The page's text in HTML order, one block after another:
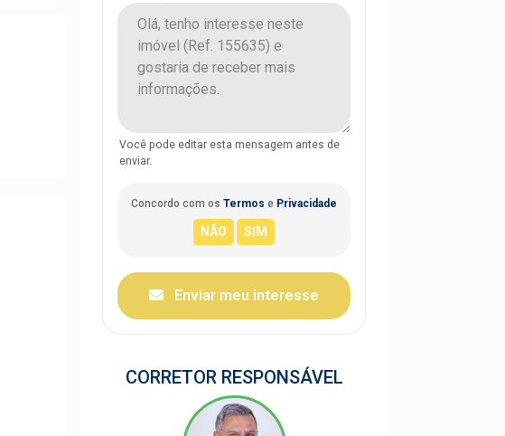
Você pode editar esta mensagem antes de
enviar.
Concordo com os Termos e Privacidade
Enviar meu interesse
CORRETOR RESPONSÁVEL